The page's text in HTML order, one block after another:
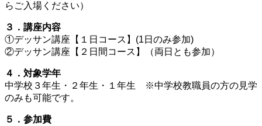
らご入場ください）
３．講座内容
①デッサン講座【１日コース】(1日のみ参加)
②デッサン講座【２日間コース】（両日とも参加）
４．対象学年
中学校３年生・２年生・１年生 ※中学校教職員の方の見学
のみも可能です。
５．参加費